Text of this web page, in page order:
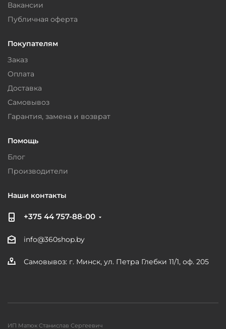
Вакансии
Публичная оферта
Покупателям
Заказ
Оплата
Доставка
Самовывоз
Гарантия, замена и возврат
Помощь
Блог
Производители
Наши контакты
+375 44 757-88-00
info@360shop.by
Самовывоз: г. Минск, ул. Петра Глебки 11/1, оф. 205
ИП Матюк Станислав Сергеевич